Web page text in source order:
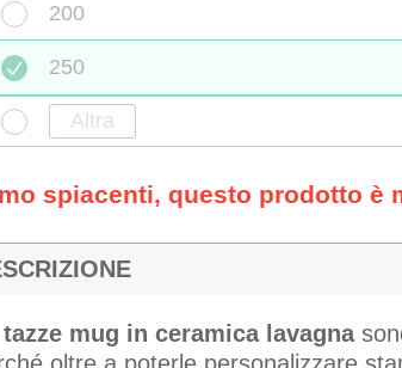
200
250
spiacenti, questo prodotto è
tazze mug in ceramica lavagna